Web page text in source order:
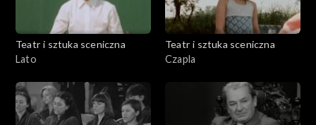
Teatr i sztuka sceniczna
Lato
Teatr i sztuka sceniczna
Czapla